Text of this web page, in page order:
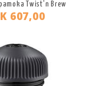
Twist'n Brew
607,00